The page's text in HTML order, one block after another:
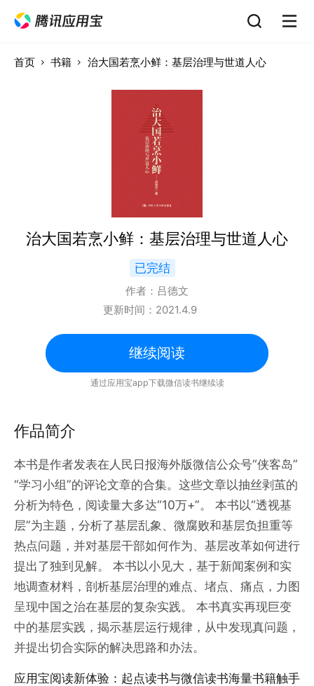
首页 书籍 治大国若烹小鲜：基层治理与世道人心
治大国若烹小鲜：基层治理与世道人心
已完结
作者： 吕德文
更新时间： 2021.4.9
继续阅读
通过应用宝app下载微信读书继续读
作品简介
本书是作者发表在人民日报海外版微信公众号“侠客岛”
“学习小组”的评论文章的合集。这些文章以抽丝剥茧的
分析为特色，阅读量大多达“10万+”。 本书以“透视基
层”为主题，分析了基层乱象、微腐败和基层负担重等
热点问题，并对基层干部如何作为、基层改革如何进行
提出了独到见解。 本书以小见大，基于新闻案例和实
地调查材料，剖析基层治理的难点、堵点、痛点，力图
呈现中国之治在基层的复杂实践。 本书真实再现巨变
中的基层实践，揭示基层运行规律，从中发现真问题，
并提出切合实际的解决思路和办法。
应用宝阅读新体验：起点读书与微信读书海量书籍触手